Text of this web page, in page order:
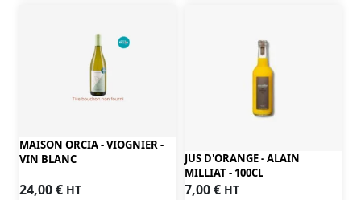
MAISON ORCIA - VIOGNIER -
VIN BLANC
24,00€ HT
JUS D'ORANGE - ALAIN
MILLIAT - 100CL
7,00€ HT